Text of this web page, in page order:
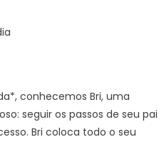
conhecemos Bri, uma
seguir os passos de seu pai
Bri coloca todo o seu